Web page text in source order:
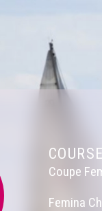
Coupe
Femina